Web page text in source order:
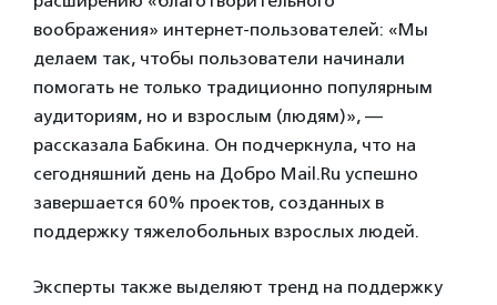
воображения» интернет-пользователей: «Мы
делаем так, чтобы пользователи начинали
помогать не только традиционно популярным
аудиториям, но и взрослым (людям)», —
рассказала Бабкина. Он подчеркнула, что на
сегодняшний день на Добро Mail.Ru успешно
завершается 60% проектов, созданных в
поддержку тяжелобольных взрослых людей.
Эксперты также выделяют тренд на поддержку